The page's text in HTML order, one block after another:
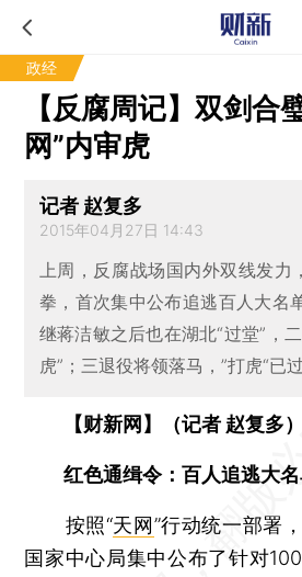
政经
【反腐周记】双剑合
网”内审虎
记者 赵复多
2015年04月27日 14:43
上周，反腐战场国内外双线发力
拳，首次集中公布追逃百人大名
继蒋洁敏之后也在湖北“过堂”，
虎”；三退役将领落马，”打虎“已
【财新网】（记者 赵复多）
红色通缉令：百人追逃大
按照“天网”行动统一部署
国家中心局集中公布了针对